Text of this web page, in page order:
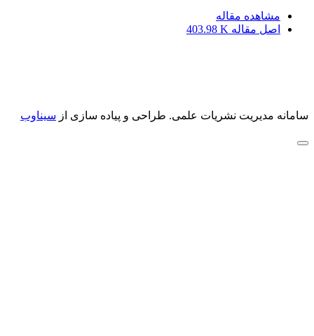
مشاهده مقاله
اصل مقاله 403.98 K
سامانه مدیریت نشریات علمی. طراحی و پیاده سازی از سیناوب